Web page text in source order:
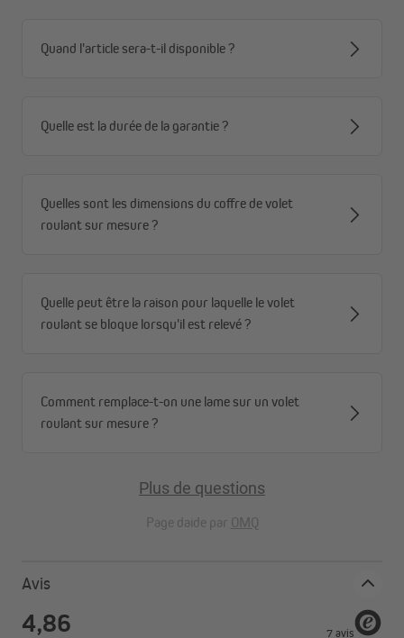
Avant
Quand l'article sera-t-il disponible ?
Quelle est la durée de la garantie ?
Quelles sont les dimensions du coffre de volet
roulant sur mesure ?
Quelle peut être la raison pour laquelle le volet
roulant se bloque lorsqu'il est relevé ?
Comment remplace-t-on une lame sur un volet
roulant sur mesure ?
Plus de questions
Page daide par OMQ
Avis